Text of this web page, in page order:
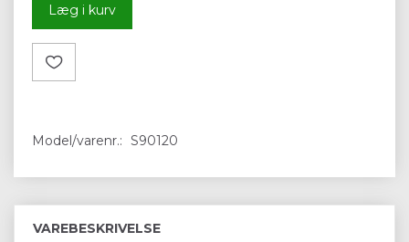
Læg i kurv
Model/varenr.: S90120
VAREBESKRIVELSE